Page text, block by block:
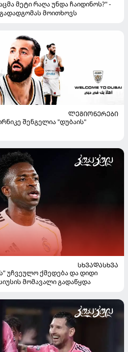
მეტი რაღა უნდა ჩაიდინოს?" -
მოითხოვს
ᲚᲔᲒᲘᲝᲜᲔᲠᲔᲑᲘ
შენგელია "დუბაის"
ᲡᲮᲕᲐᲓᲐᲡᲮᲕᲐ
უჩვეულო ქმედება და დიდი
მომავალი გადაწყდა